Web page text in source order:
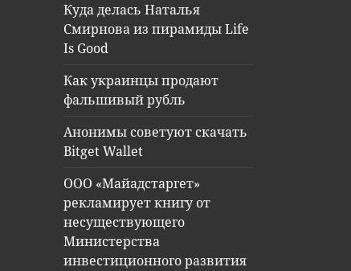
Куда делась Наталья
Смирнова из пирамиды Life
Is Good
Как украинцы продают
фальшивый рубль
Анонимы советуют скачать
Bitget Wallet
ООО «Майадстаргет»
рекламирует книгу от
несуществующего
Министерства
инвестиционного развития